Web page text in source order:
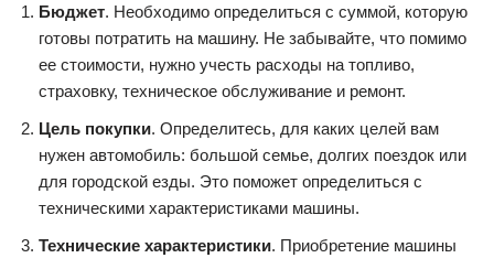
Бюджет. Необходимо определиться с суммой, которую
готовы потратить на машину. Не забывайте, что помимо
ее стоимости, нужно учесть расходы на топливо,
страховку, техническое обслуживание и ремонт.
Цель покупки. Определитесь, для каких целей вам
нужен автомобиль: большой семье, долгих поездок или
для городской езды. Это поможет определиться с
техническими характеристиками машины.
Технические характеристики. Приобретение машины